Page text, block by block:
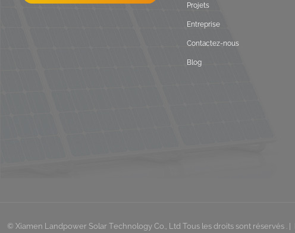
Projets
Entreprise
Contactez-nous
Blog
© Xiamen Landpower Solar Technology Co., Ltd Tous les droits sont réservés . |